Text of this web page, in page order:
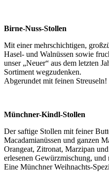
Birne-Nuss-Stollen
Mit einer mehrschichtigen,
Hasel- und Walnüssen sowie
unser „Neuer“ aus dem letzten
Sortiment wegzudenken.
Abgerundet mit feinen Streuseln!
Münchner-Kindl-Stollen
Der saftige Stollen mit feiner
Macadamianüssen und ganzen
Orangeat, Zitronat, Marzipan
erlesenen Gewürzmischung, und
Eine Münchner Weihnachts-